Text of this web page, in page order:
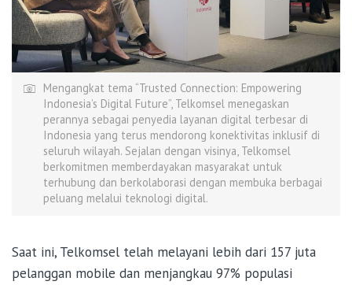
Mengangkat tema “Trusted Connection: Empowering
Indonesia’s Digital Future”, Telkomsel menegaskan
perannya sebagai penyedia layanan digital terbesar di
Indonesia yang terus mendorong konektivitas inklusif di
seluruh wilayah. Sejalan dengan visinya, Telkomsel
berkomitmen memberdayakan masyarakat untuk
terhubung dan berkolaborasi dengan membuka berbagai
peluang melalui teknologi digital.
Saat ini, Telkomsel telah melayani lebih dari 157 juta
pelanggan mobile dan menjangkau 97% populasi